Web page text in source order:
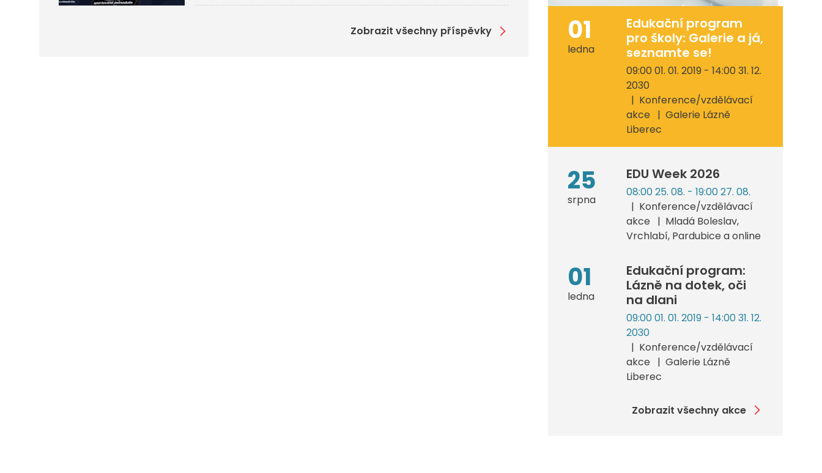
Zobrazit všechny příspěvky 01
ledna
Edukační program
pro školy: Galerie a já,
seznamte se!
09:00 01. 01. 2019 - 14:00 31. 12.
2030
Konference/vzdělávací
akce
Galerie Lázně
Liberec
25
srpna
EDU Week 2026
08:00 25. 08. - 19:00 27. 08.
Konference/vzdělávací
akce
Mladá Boleslav,
Vrchlabí, Pardubice a online
01
ledna
Edukační program:
Lázně na dotek, oči
na dlani
09:00 01. 01. 2019 - 14:00 31. 12.
2030
Konference/vzdělávací
akce
Galerie Lázně
Liberec
Zobrazit všechny akce